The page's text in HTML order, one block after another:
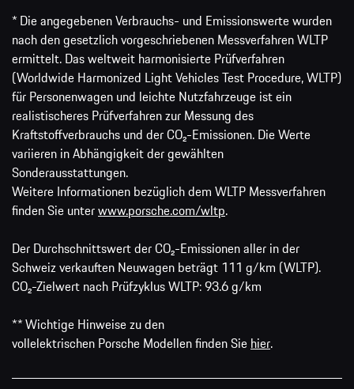
* Die angegebenen Verbrauchs- und Emissionswerte wurden
nach den gesetzlich vorgeschriebenen Messverfahren WLTP
ermittelt. Das weltweit harmonisierte Prüfverfahren
(Worldwide Harmonized Light Vehicles Test Procedure, WLTP)
für Personenwagen und leichte Nutzfahrzeuge ist ein
realistischeres Prüfverfahren zur Messung des
Kraftstoffverbrauchs und der CO₂-Emissionen. Die Werte
variieren in Abhängigkeit der gewählten
Sonderausstattungen.
Weitere Informationen bezüglich dem WLTP Messverfahren
finden Sie unterwww.porsche.com/wltp.
Der Durchschnittswert der CO₂-Emissionen aller in der
Schweiz verkauften Neuwagen beträgt 111 g/km (WLTP).
CO₂-Zielwert nach Prüfzyklus WLTP: 93.6 g/km
** Wichtige Hinweise zu den
vollelektrischen Porsche Modellen finden Sie hier.